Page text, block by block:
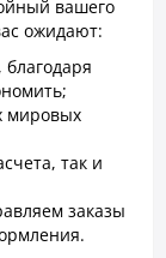
вашего
ожидают:
мировых
так и
заказы